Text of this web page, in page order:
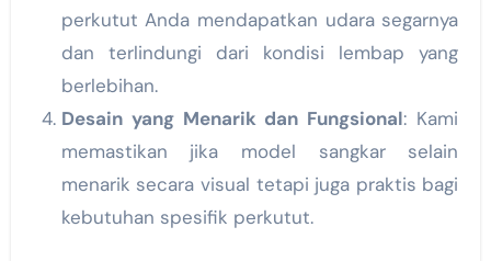
perkutut Anda mendapatkan udara segarnya
dan terlindungi dari kondisi lembap yang
berlebihan.
Desain yang Menarik dan Fungsional: Kami
memastikan jika model sangkar selain
menarik secara visual tetapi juga praktis bagi
kebutuhan spesifik perkutut.